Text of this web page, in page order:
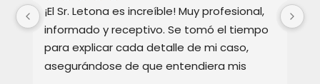
¡El Sr. Letona es increíble! Muy profesional,
informado y receptivo. Se tomó el tiempo
para explicar cada detalle de mi caso,
asegurándose de que entendiera mis